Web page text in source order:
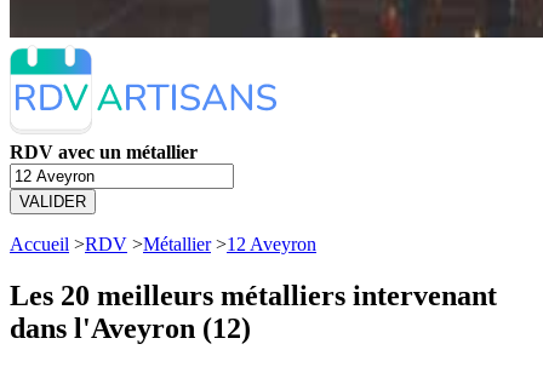
RDV avec un métallier
VALIDER
Accueil >RDV >Métallier>12 Aveyron
Les 20 meilleurs métalliers intervenant
dans l'Aveyron (12)